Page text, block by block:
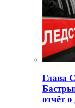
Глава
отчёт